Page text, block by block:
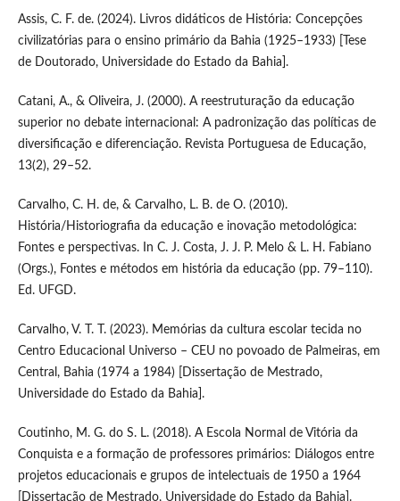
Assis, C. F. de. (2024). Livros didáticos de História: Concepções
civilizatórias para o ensino primário da Bahia (1925–1933) [Tese
de Doutorado, Universidade do Estado da Bahia].
Catani, A., & Oliveira, J. (2000). A reestruturação da educação
superior no debate internacional: A padronização das políticas de
diversificação e diferenciação. Revista Portuguesa de Educação,
13(2), 29–52.
Carvalho, C. H. de, & Carvalho, L. B. de O. (2010).
História/Historiografia da educação e inovação metodológica:
Fontes e perspectivas. In C. J. Costa, J. J. P. Melo & L. H. Fabiano
(Orgs.), Fontes e métodos em história da educação (pp. 79–110).
Ed. UFGD.
Carvalho, V. T. T. (2023). Memórias da cultura escolar tecida no
Centro Educacional Universo – CEU no povoado de Palmeiras, em
Central, Bahia (1974 a 1984) [Dissertação de Mestrado,
Universidade do Estado da Bahia].
Coutinho, M. G. do S. L. (2018). A Escola Normal de Vitória da
Conquista e a formação de professores primários: Diálogos entre
projetos educacionais e grupos de intelectuais de 1950 a 1964
[Dissertação de Mestrado, Universidade do Estado da Bahia].